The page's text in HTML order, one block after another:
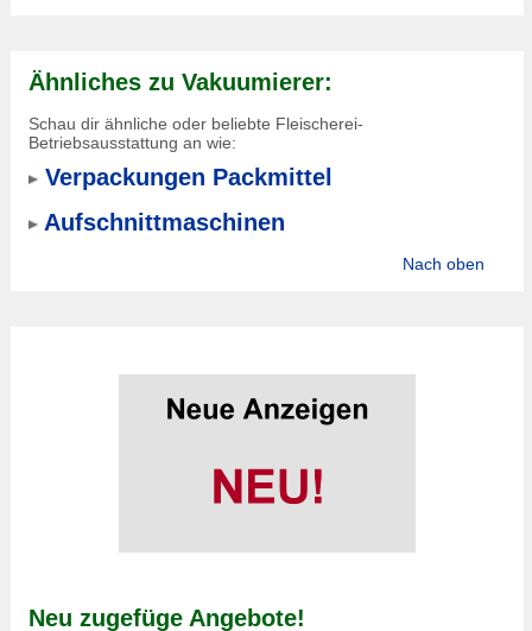
Ähnliches zu Vakuumierer:
Schau dir ähnliche oder beliebte Fleischerei-
Betriebsausstattung an wie:
Verpackungen Packmittel
Aufschnittmaschinen
Nach oben
Neu zugefüge Angebote!